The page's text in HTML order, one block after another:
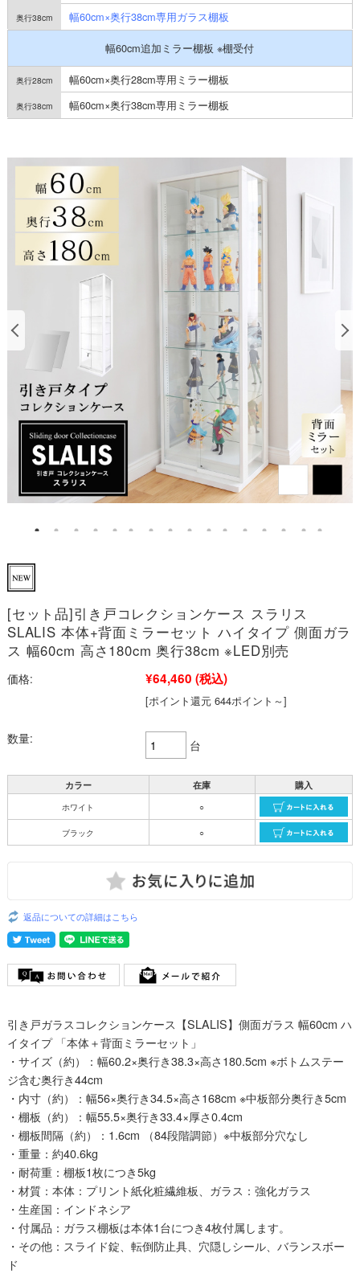
幅60cm×奥行38cm専用ガラス棚板
幅60cm追加ミラー棚板 ※棚受付
幅60cm×奥行28cm専用ミラー棚板
幅60cm×奥行38cm専用ミラー棚板
[セット品]引き戸コレクションケース スラリス
SLALIS 本体+背面ミラーセット ハイタイプ 側面ガラ
ス 幅60cm 高さ180cm 奥行38cm ※LED別売
価格: ¥64,460 (税込)
[ポイント還元 644ポイント～]
数量: 台
カラー 在庫 購入
ホワイト ○
ブラック ○
返品についての詳細はこちら
引き戸ガラスコレクションケース【SLALIS】側面ガラス 幅60cm ハ
イタイプ 「本体＋背面ミラーセット」
・サイズ（約）：幅60.2×奥行き38.3×高さ180.5cm ※ボトムステー
ジ含む奥行き44cm
・内寸（約）：幅56×奥行き34.5×高さ168cm ※中板部分奥行き5cm
・棚板（約）：幅55.5×奥行き33.4×厚さ0.4cm
・棚板間隔（約）：1.6cm （84段階調節）※中板部分穴なし
・重量：約40.6kg
・耐荷重：棚板1枚につき5kg
・材質：本体：プリント紙化粧繊維板、ガラス：強化ガラス
・生産国：インドネシア
・付属品：ガラス棚板は本体1台につき4枚付属します。
・その他：スライド錠、転倒防止具、穴隠しシール、バランスボー
ド